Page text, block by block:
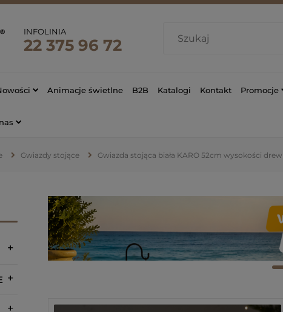
INFOLINIA
22 375 96 72
Animacje świetlne B2B Katalogi Kontakt Promocje
Gwiazdy stojące Gwiazda stojąca biała KARO 52cm wysokości